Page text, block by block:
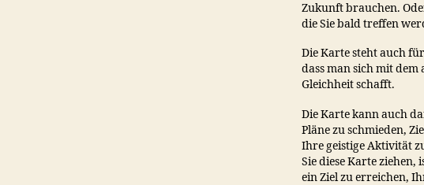
Zukunft brauchen.
die Sie bald treffen
Die Karte steht auch
dass man sich mit dem
Gleichheit schafft.
Die Karte kann auch
Pläne zu schmieden,
Ihre geistige Aktivität
Sie diese Karte ziehen,
ein Ziel zu erreichen,